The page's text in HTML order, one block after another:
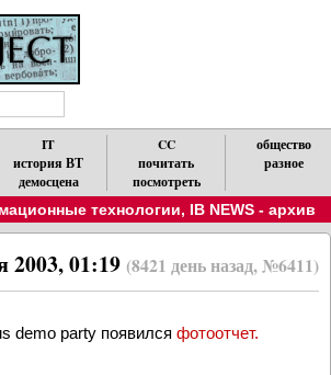
IT
история ВТ
демосцена
CC
почитать
посмотреть
общество
разное
технологии, IB NEWS - архив
2003, 01:19 (8421 день назад, №6411)
demo party появился фотоотчет.